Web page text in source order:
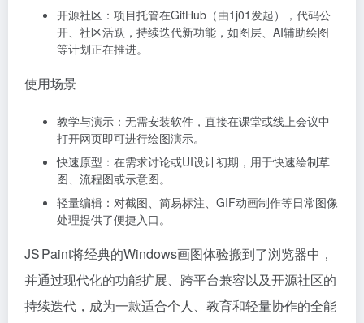
开源社区：项目托管在GitHub（由1j01发起），代码公
开、社区活跃，持续迭代新功能，如图层、AI辅助绘图
等计划正在推进。
使用场景
教学与演示：无需安装软件，直接在课堂或线上会议中
打开网页即可进行绘图演示。
快速原型：在需求讨论或UI设计初期，用于快速绘制草
图、流程图或示意图。
轻量编辑：对截图、简易标注、GIF动画制作等日常图像
处理提供了便捷入口。
JS Paint将经典的Windows画图体验搬到了浏览器中，
并通过现代化的功能扩展、跨平台兼容以及开源社区的
持续迭代，成为一款适合个人、教育和轻量协作的全能